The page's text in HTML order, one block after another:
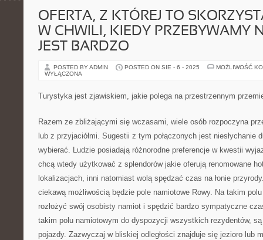
OFERTA, Z KTÓREJ TO
W CHWILI, KIEDY PRZEBYWAMY
JEST BARDZO
POSTED BY ADMIN POSTED ON SIE - 6 - 2025
MOŻLIWOŚĆ
WYŁĄCZONA
Turystyka jest zjawiskiem, jakie polega na przestrzennym
Razem ze zbliżającymi się wczasami, wiele osób rozpoczyna
lub z przyjaciółmi. Sugestii z tym połączonych jest niesłychanie
wybierać. Ludzie posiadają różnorodne preferencje w kwestii
chcą wtedy użytkować z splendorów jakie oferują renomowane
lokalizacjach, inni natomiast wolą spędzać czas na łonie
ciekawą możliwością będzie pole namiotowe Rowy. Na takim
rozłożyć swój osobisty namiot i spędzić bardzo sympatyczne
takim polu namiotowym do dyspozycji wszystkich rezydentów,
pojazdy. Zazwyczaj w bliskiej odległości znajduje się jezioro lub